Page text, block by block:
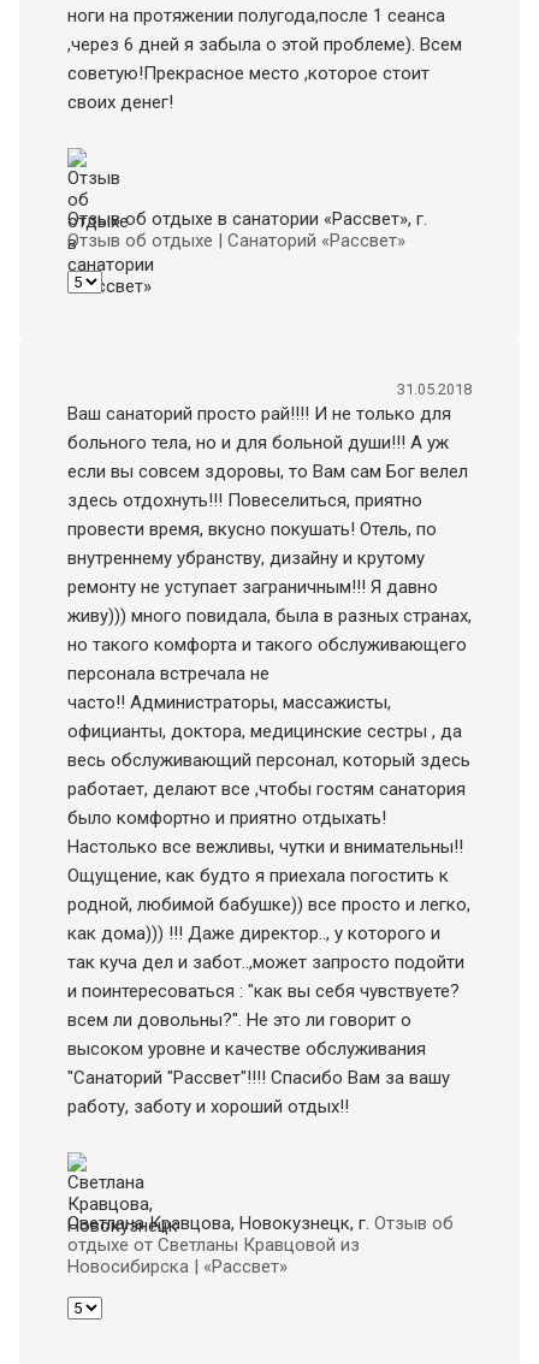
ноги на протяжении полугода,после 1 сеанса
,через 6 дней я забыла о этой проблеме). Всем
советую!Прекрасное место ,которое стоит
своих денег!
Отзыв об отдыхе в санатории «Рассвет», г.
Отзыв об отдыхе | Санаторий «Рассвет»
31.05.2018
Ваш санаторий просто рай!!!! И не только для
больного тела, но и для больной души!!! А уж
если вы совсем здоровы, то Вам сам Бог велел
здесь отдохнуть!!! Повеселиться, приятно
провести время, вкусно покушать! Отель, по
внутреннему убранству, дизайну и крутому
ремонту не уступает заграничным!!! Я давно
живу))) много повидала, была в разных странах,
но такого комфорта и такого обслуживающего
персонала встречала не
часто!! Администраторы, массажисты,
официанты, доктора, медицинские сестры , да
весь обслуживающий персонал, который здесь
работает, делают все ,чтобы гостям санатория
было комфортно и приятно отдыхать!
Настолько все вежливы, чутки и внимательны!!
Ощущение, как будто я приехала погостить к
родной, любимой бабушке)) все просто и легко,
как дома))) !!! Даже директор.., у которого и
так куча дел и забот..,может запросто подойти
и поинтересоваться : "как вы себя чувствуете?
всем ли довольны?". Не это ли говорит о
высоком уровне и качестве обслуживания
"Санаторий "Рассвет"!!!! Спасибо Вам за вашу
работу, заботу и хороший отдых!!
Светлана Кравцова, Новокузнецк, г. Отзыв об
отдыхе от Светланы Кравцовой из
Новосибирска | «Рассвет»